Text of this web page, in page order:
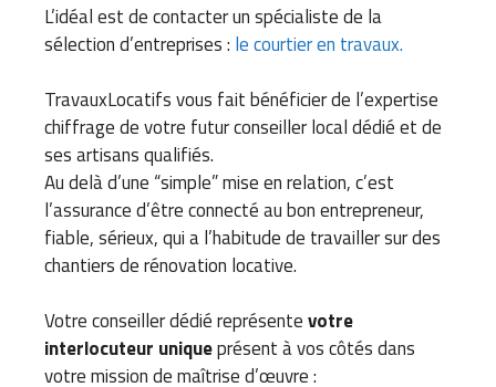
L’idéal est de contacter un spécialiste de la
sélection d’entreprises : le courtier en travaux.
TravauxLocatifs vous fait bénéficier de l’expertise
chiffrage de votre futur conseiller local dédié et de
ses artisans qualifiés.
Au delà d’une “simple” mise en relation, c’est
l’assurance d’être connecté au bon entrepreneur,
fiable, sérieux, qui a l’habitude de travailler sur des
chantiers de rénovation locative.
Votre conseiller dédié représentevotre
interlocuteur uniqueprésent à vos côtés dans
votre mission de maîtrise d’œuvre :